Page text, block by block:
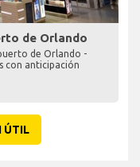
de Orlando
de Orlando -
con anticipación
ÚTIL